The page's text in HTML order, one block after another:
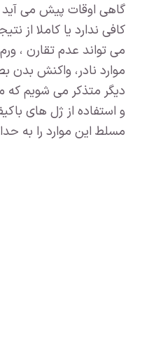
گاهی اوقات پیش می آید
کافی ندارد یا کاملا از
می تواند عدم تقارن ،
موارد نادر، واکنش بدن
دیگر متذکر می شویم که
و استفاده از ژل های
مسلط این موارد را به